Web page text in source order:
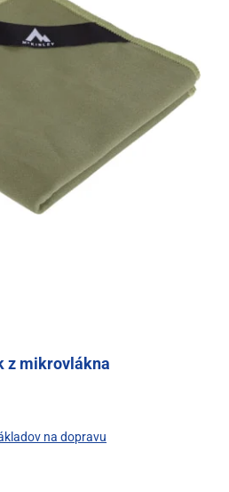
z mikrovlákna
na dopravu